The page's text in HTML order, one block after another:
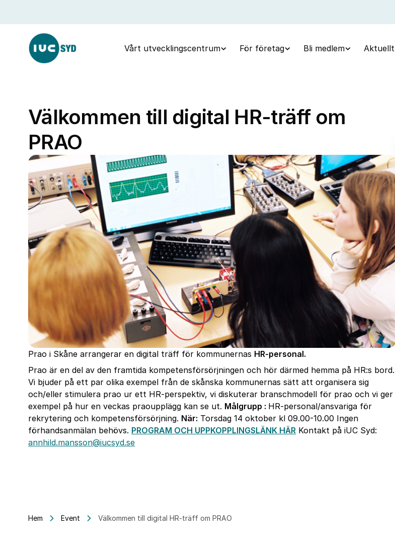
Vårt utvecklingscentrum För företag Bli medlem Aktuellt
Välkommen till digital HR-träff om
PRAO
Prao i Skåne arrangerar en digital träff för kommunernas HR-personal.
Prao är en del av den framtida kompetensförsörjningen och hör därmed hemma på HR:s bord.
Vi bjuder på ett par olika exempel från de skånska kommunernas sätt att organisera sig
och/eller stimulera prao ur ett HR-perspektiv, vi diskuterar branschmodell för prao och vi ger
exempel på hur en veckas praoupplägg kan se ut. Målgrupp : HR-personal/ansvariga för
rekrytering och kompetensförsörjning. När: Torsdag 14 oktober kl 09.00-10.00 Ingen
förhandsanmälan behövs. PROGRAM OCH UPPKOPPLINGSLÄNK HÄR Kontakt på iUC Syd:
annhild.mansson@iucsyd.se
Hem Event Välkommen till digital HR-träff om PRAO